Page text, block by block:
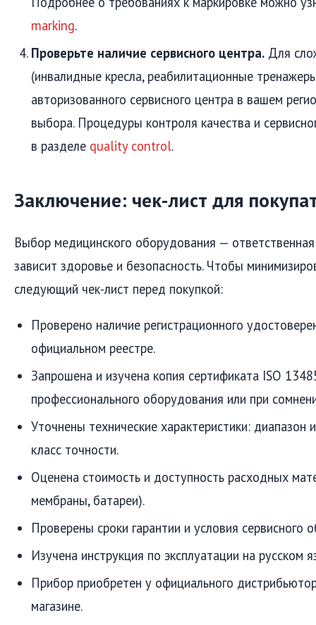
marking.
Проверьте наличие сервисного центра. Для
(инвалидные кресла, реабилитационные
авторизованного сервисного центра в вашем
выбора. Процедуры контроля качества и
в разделе quality control.
Заключение: чек-лист для
Выбор медицинского оборудования —
зависит здоровье и безопасность. Чтобы
следующий чек-лист перед покупкой:
Проверено наличие регистрационного
официальном реестре.
Запрошена и изучена копия сертификата ISO
профессионального оборудования или при
Уточнены технические характеристики: диапазон
класс точности.
Оценена стоимость и доступность расходных
мембраны, батареи).
Проверены сроки гарантии и условия сервисного
Изучена инструкция по эксплуатации на русском
Прибор приобретен у официального
магазине.